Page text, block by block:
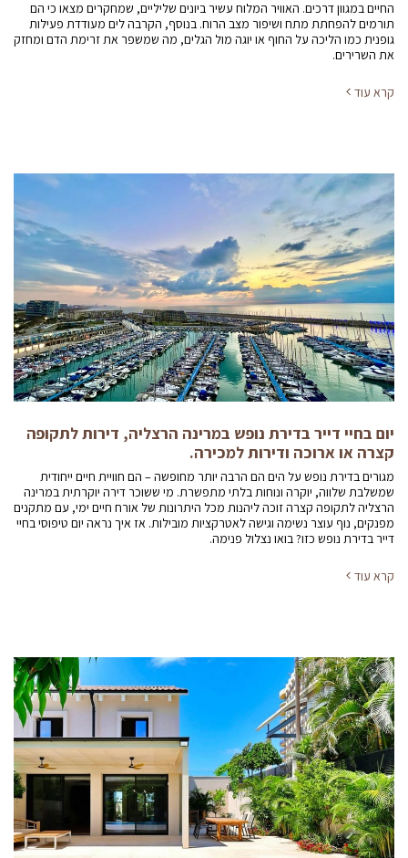
החיים במגוון דרכים. האוויר המלוח עשיר ביונים שליליים, שמחקרים מצאו כי הם
תורמים להפחתת מתח ושיפור מצב הרוח. בנוסף, הקרבה לים מעודדת פעילות
גופנית כמו הליכה על החוף או יוגה מול הגלים, מה שמשפר את זרימת הדם ומחזק
את השרירים.
קרא עוד
יום בחיי דייר בדירת נופש במרינה הרצליה, דירות לתקופה
קצרה או ארוכה ודירות למכירה.
מגורים בדירת נופש על הים הם הרבה יותר מחופשה – הם חוויית חיים ייחודית
שמשלבת שלווה, יוקרה ונוחות בלתי מתפשרת. מי ששוכר דירה יוקרתית במרינה
הרצליה לתקופה קצרה זוכה ליהנות מכל היתרונות של אורח חיים ימי, עם מתקנים
מפנקים, נוף עוצר נשימה וגישה לאטרקציות מובילות. אז איך נראה יום טיפוסי בחיי
דייר בדירת נופש כזו? בואו נצלול פנימה.
קרא עוד